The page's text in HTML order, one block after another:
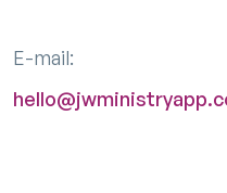
E-mail: